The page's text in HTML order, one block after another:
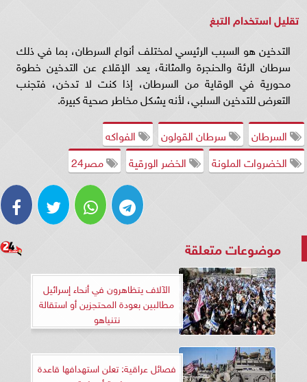
تقليل استخدام التبغ
التدخين هو السبب الرئيسي لمختلف أنواع السرطان، بما في ذلك
سرطان الرئة والحنجرة والمثانة، يعد الإقلاع عن التدخين خطوة
محورية في الوقاية من السرطان، إذا كنت لا تدخن، فتجنب
التعرض للتدخين السلبي، لأنه يشكل مخاطر صحية كبيرة.
السرطان
سرطان القولون
الفواكه
الخضروات الملونة
الخضر الورقية مصر24
موضوعات متعلقة
الآلاف يتظاهرون في أنحاء إسرائيل
مطالبين بعودة المحتجزين أو استقالة
نتنياهو
فصائل عراقية: تعلن استهدافها قاعدة